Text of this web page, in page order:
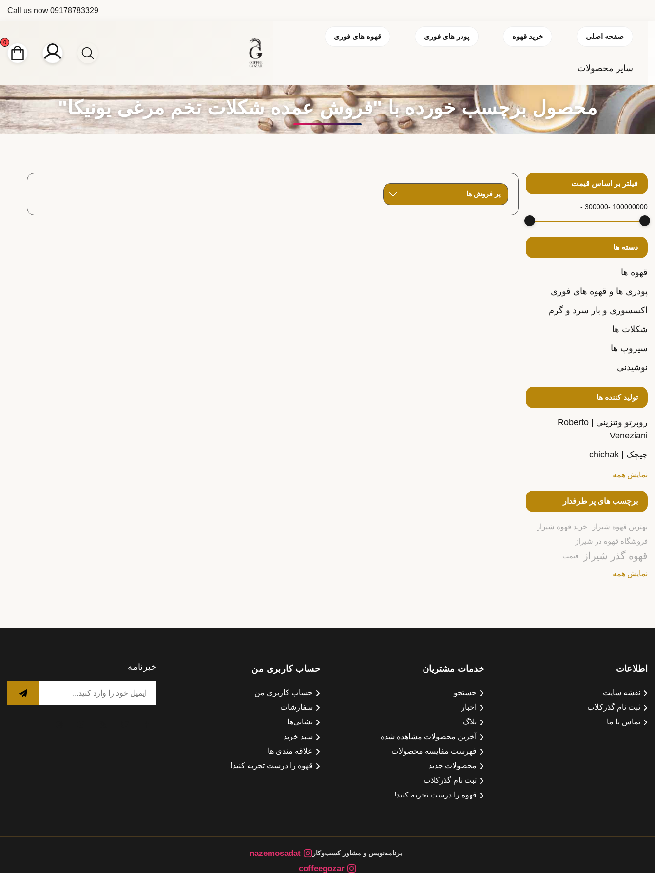
Call us now 09178783329
صفحه اصلی خرید قهوه پودر های فوری قهوه های فوری
سایر محصولات
0
محصول برچسب خورده با "فروش عمده شکلات تخم مرغی یونیکا"
فیلتر بر اساس قیمت
300000 - 100000000 -
دسته ها
قهوه ها
پودری ها و قهوه های فوری
اکسسوری و بار سرد و گرم
شکلات ها
سیروپ ها
نوشیدنی
تولید کننده ها
روبرتو ونتزینی | Roberto
Veneziani
چیچک | chichak
نمایش همه
برچسب های پر طرفدار
بهترین قهوه شیراز
خرید قهوه شیراز
فروشگاه قهوه در شیراز
قهوه گذر شیراز قیمت
نمایش همه
اطلاعات
نقشه سایت
ثبت نام گذرکلاب
تماس با ما
خدمات مشتریان
جستجو
اخبار
بلاگ
آخرین محصولات مشاهده شده
فهرست مقایسه محصولات
محصولات جدید
ثبت نام گذرکلاب
قهوه را درست تجربه کنید!
حساب کاربری من
حساب کاربری من
سفارشات
نشانی‌ها
سبد خرید
علاقه مندی ها
قهوه را درست تجربه کنید!
خبرنامه
برنامه‌نویس و مشاور کسب‌وکار
nazemosadat
coffeegozar